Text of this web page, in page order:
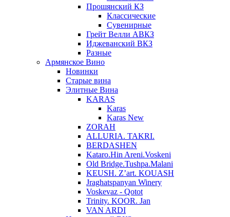
Прошянский КЗ
Классические
Сувенирные
Грейт Велли АВКЗ
Иджеванский ВКЗ
Разные
Армянское Вино
Новинки
Старые вина
Элитные Вина
KARAS
Karas
Karas New
ZORAH
ALLURIA. TAKRI.
BERDASHEN
Kataro.Hin Areni.Voskeni
Old Bridge.Tushpa.Malani
KEUSH. Z’art. KOUASH
Jraghatspanyan Winery
Voskevaz - Qotot
Trinity. KOOR. Jan
VAN ARDI